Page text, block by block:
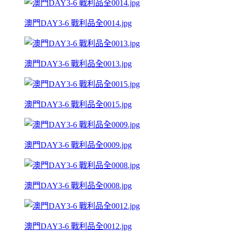
澳門DAY3-6 戰利品全0014.jpg
澳門DAY3-6 戰利品全0013.jpg
澳門DAY3-6 戰利品全0015.jpg
澳門DAY3-6 戰利品全0009.jpg
澳門DAY3-6 戰利品全0008.jpg
澳門DAY3-6 戰利品全0012.jpg